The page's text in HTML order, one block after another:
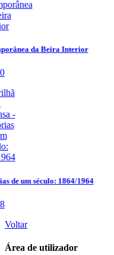
Voltar
Área de utilizador